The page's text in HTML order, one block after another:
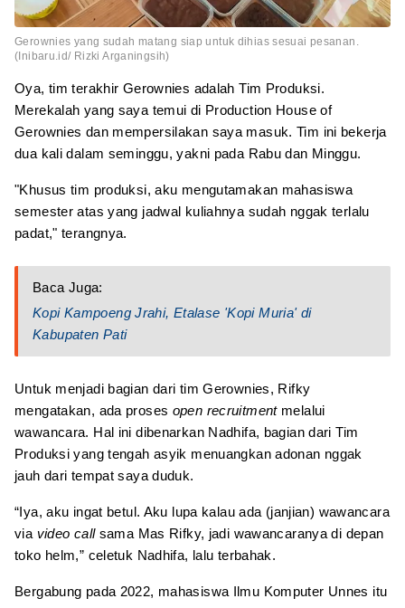
Gerownies yang sudah matang siap untuk dihias sesuai pesanan.
(Inibaru.id/ Rizki Arganingsih)
Oya, tim terakhir Gerownies adalah Tim Produksi.
Merekalah yang saya temui di Production House of
Gerownies dan mempersilakan saya masuk. Tim ini bekerja
dua kali dalam seminggu, yakni pada Rabu dan Minggu.
"Khusus tim produksi, aku mengutamakan mahasiswa
semester atas yang jadwal kuliahnya sudah nggak terlalu
padat," terangnya.
Baca Juga:
Kopi Kampoeng Jrahi, Etalase 'Kopi Muria' di
Kabupaten Pati
Untuk menjadi bagian dari tim Gerownies, Rifky
mengatakan, ada proses open recruitment melalui
wawancara. Hal ini dibenarkan Nadhifa, bagian dari Tim
Produksi yang tengah asyik menuangkan adonan nggak
jauh dari tempat saya duduk.
“Iya, aku ingat betul. Aku lupa kalau ada (janjian) wawancara
via video call sama Mas Rifky, jadi wawancaranya di depan
toko helm,” celetuk Nadhifa, lalu terbahak.
Bergabung pada 2022, mahasiswa Ilmu Komputer Unnes itu